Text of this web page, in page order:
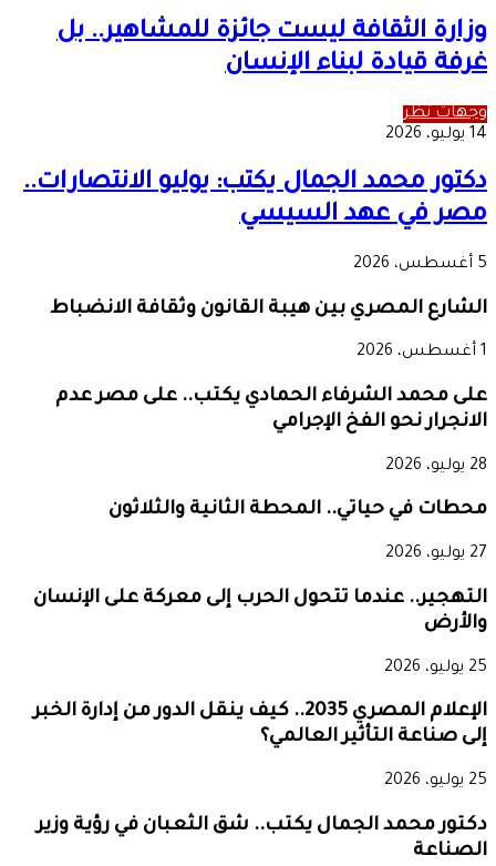
وزارة الثقافة ليست جائزة للمشاهير.. بل
غرفة قيادة لبناء الإنسان
وجهات نظر
14 يوليو، 2026
دكتور محمد الجمال يكتب: يوليو الانتصارات..
مصر في عهد السيسي
5 أغسطس، 2026
الشارع المصري بين هيبة القانون وثقافة الانضباط
1 أغسطس، 2026
على محمد الشرفاء الحمادي يكتب.. على مصر عدم
الانجرار نحو الفخ الإجرامي
28 يوليو، 2026
محطات في حياتي.. المحطة الثانية والثلاثون
27 يوليو، 2026
التهجير.. عندما تتحول الحرب إلى معركة على الإنسان
والأرض
25 يوليو، 2026
الإعلام المصري 2035.. كيف ينقل الدور من إدارة الخبر
إلى صناعة التأثير العالمي؟
25 يوليو، 2026
دكتور محمد الجمال يكتب.. شق الثعبان في رؤية وزير
الصناعة